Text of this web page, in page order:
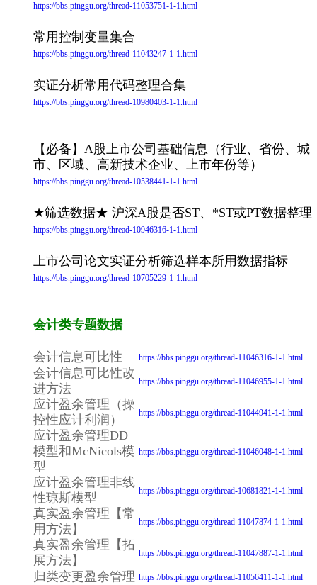
https://bbs.pinggu.org/thread-11053751-1-1.html
常用控制变量集合
https://bbs.pinggu.org/thread-11043247-1-1.html
实证分析常用代码整理合集
https://bbs.pinggu.org/thread-10980403-1-1.html
【必备】A股上市公司基础信息（行业、省份、城
市、区域、高新技术企业、上市年份等）
https://bbs.pinggu.org/thread-10538441-1-1.html
★筛选数据★ 沪深A股是否ST、*ST或PT数据整理
https://bbs.pinggu.org/thread-10946316-1-1.html
上市公司论文实证分析筛选样本所用数据指标
https://bbs.pinggu.org/thread-10705229-1-1.html
会计类专题数据
会计信息可比性 https://bbs.pinggu.org/thread-11046316-1-1.html
会计信息可比性改
进方法
https://bbs.pinggu.org/thread-11046955-1-1.html
应计盈余管理（操
控性应计利润）
https://bbs.pinggu.org/thread-11044941-1-1.html
应计盈余管理DD
模型和McNicols模
型
https://bbs.pinggu.org/thread-11046048-1-1.html
应计盈余管理非线
性琼斯模型
https://bbs.pinggu.org/thread-10681821-1-1.html
真实盈余管理【常
用方法】
https://bbs.pinggu.org/thread-11047874-1-1.html
真实盈余管理【拓
展方法】
https://bbs.pinggu.org/thread-11047887-1-1.html
归类变更盈余管理 https://bbs.pinggu.org/thread-11056411-1-1.html